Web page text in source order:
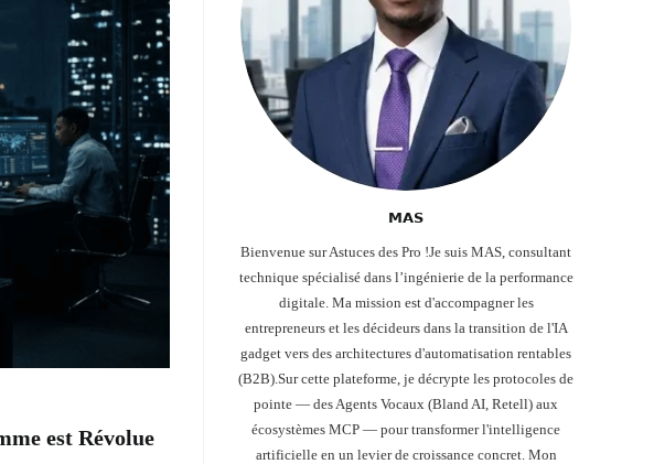
est Révolue
𝗠𝗔𝗦
Bienvenue sur Astuces des Pro !Je suis MAS, consultant
technique spécialisé dans l’ingénierie de la performance
digitale. Ma mission est d'accompagner les
entrepreneurs et les décideurs dans la transition de l'IA
gadget vers des architectures d'automatisation rentables
(B2B).Sur cette plateforme, je décrypte les protocoles de
pointe — des Agents Vocaux (Bland AI, Retell) aux
écosystèmes MCP — pour transformer l'intelligence
artificielle en un levier de croissance concret. Mon